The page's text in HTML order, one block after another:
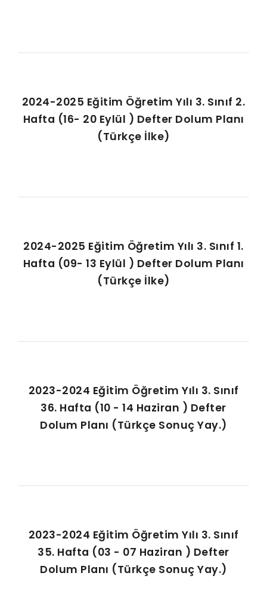
2024-2025 Eğitim Öğretim Yılı 3. Sınıf 2.
Hafta (16- 20 Eylül ) Defter Dolum Planı
(Türkçe İlke)
2024-2025 Eğitim Öğretim Yılı 3. Sınıf 1.
Hafta (09- 13 Eylül ) Defter Dolum Planı
(Türkçe İlke)
2023-2024 Eğitim Öğretim Yılı 3. Sınıf
36. Hafta (10 - 14 Haziran ) Defter
Dolum Planı (Türkçe Sonuç Yay.)
2023-2024 Eğitim Öğretim Yılı 3. Sınıf
35. Hafta (03 - 07 Haziran ) Defter
Dolum Planı (Türkçe Sonuç Yay.)